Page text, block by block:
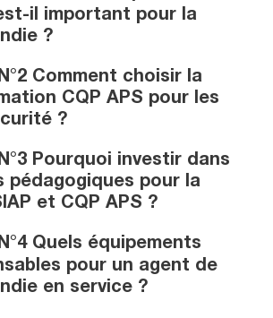
il important pour la
?
Comment choisir la
CQP APS pour les
?
Pourquoi investir dans
pédagogiques pour la
et CQP APS ?
Quels équipements
pour un agent de
en service ?